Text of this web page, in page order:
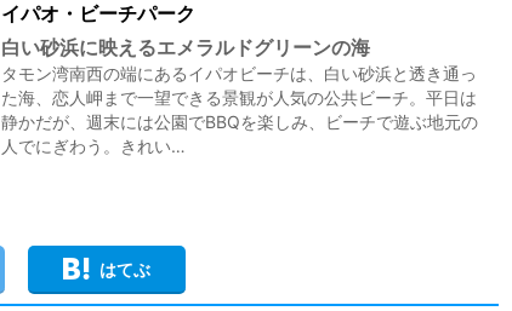
イパオ・ビーチパーク
白い砂浜に映えるエメラルドグリーンの海
タモン湾南西の端にあるイパオビーチは、白い砂浜と透き通っ
た海、恋人岬まで一望できる景観が人気の公共ビーチ。平日は
静かだが、週末には公園でBBQを楽しみ、ビーチで遊ぶ地元の
人でにぎわう。きれい…
はてぶ